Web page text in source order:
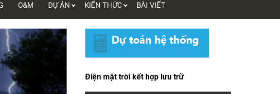
O&M DỰ ÁN KIẾN THỨC BÀI VIẾT
Điện mặt trời kết hợp lưu trữ